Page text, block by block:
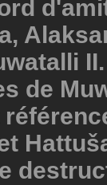
de